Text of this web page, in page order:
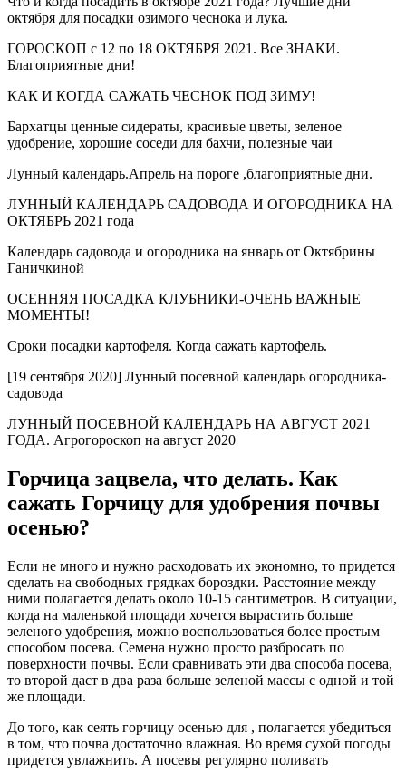
октября для посадки озимого чеснока и лука.
ГОРОСКОП с 12 по 18 ОКТЯБРЯ 2021. Все ЗНАКИ.
Благоприятные дни!
КАК И КОГДА САЖАТЬ ЧЕСНОК ПОД ЗИМУ!
Бархатцы ценные сидераты, красивые цветы, зеленое
удобрение, хорошие соседи для бахчи, полезные чаи
Лунный календарь.Апрель на пороге ,благоприятные дни.
ЛУННЫЙ КАЛЕНДАРЬ САДОВОДА И ОГОРОДНИКА НА
ОКТЯБРЬ 2021 года
Календарь садовода и огородника на январь от Октябрины
Ганичкиной
ОСЕННЯЯ ПОСАДКА КЛУБНИКИ-ОЧЕНЬ ВАЖНЫЕ
МОМЕНТЫ!
Сроки посадки картофеля. Когда сажать картофель.
[19 сентября 2020] Лунный посевной календарь огородника-
садовода
ЛУННЫЙ ПОСЕВНОЙ КАЛЕНДАРЬ НА АВГУСТ 2021
ГОДА. Агрогороскоп на август 2020
Горчица зацвела, что делать. Как
сажать Горчицу для удобрения почвы
осенью?
Если не много и нужно расходовать их экономно, то придется
сделать на свободных грядках бороздки. Расстояние между
ними полагается делать около 10-15 сантиметров. В ситуации,
когда на маленькой площади хочется вырастить больше
зеленого удобрения, можно воспользоваться более простым
способом посева. Семена нужно просто разбросать по
поверхности почвы. Если сравнивать эти два способа посева,
то второй даст в два раза больше зеленой массы с одной и той
же площади.
До того, как сеять горчицу осенью для , полагается убедиться
в том, что почва достаточно влажная. Во время сухой погоды
придется увлажнить. А посевы регулярно поливать